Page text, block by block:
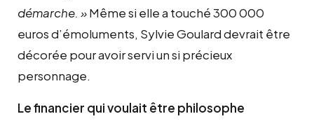
démarche. »Même si elle a touché 300 000
euros d’émoluments, Sylvie Goulard devrait être
décorée pour avoir servi un si précieux
personnage.
Le financier qui voulait être philosophe